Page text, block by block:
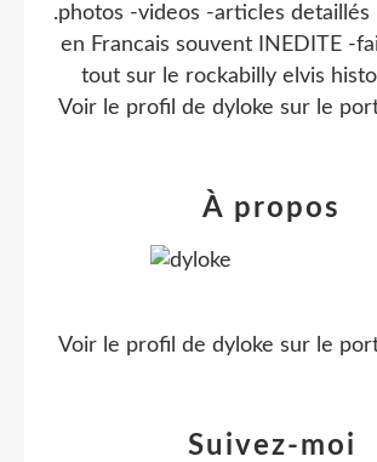
.photos -videos -articles detaillés
en Francais souvent INEDITE -
tout sur le rockabilly elvis
Voir le profil de dyloke sur le
Suivez-moi
À propos
Voir le profil de dyloke sur le